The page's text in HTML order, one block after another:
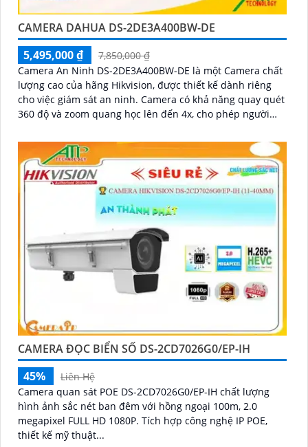
CAMERA DAHUA DS-2DE3A400BW-DE
5,495,000 ₫
7,850,000 ₫
Camera An Ninh DS-2DE3A400BW-DE là một Camera chất
lượng cao của hãng Hikvision, được thiết kế dành riêng
cho việc giám sát an ninh. Camera có khả năng quay quét
360 độ và zoom quang học lên đến 4x, cho phép người
CAMERA ĐỌC BIỂN SỐ DS-2CD7026G0/EP-IH
45%
Liên Hệ
Camera quan sát POE DS-2CD7026G0/EP-IH chất lượng
hình ảnh sắc nét ban đêm với hồng ngoại 100m, 2.0
megapixel FULL HD 1080P. Tích hợp công nghệ IP POE,
thiết kế mỹ thuật...